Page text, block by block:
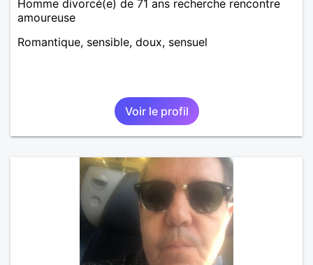
Homme divorcé(e) de 71 ans recherche rencontre
amoureuse
Romantique, sensible, doux, sensuel
Voir le profil